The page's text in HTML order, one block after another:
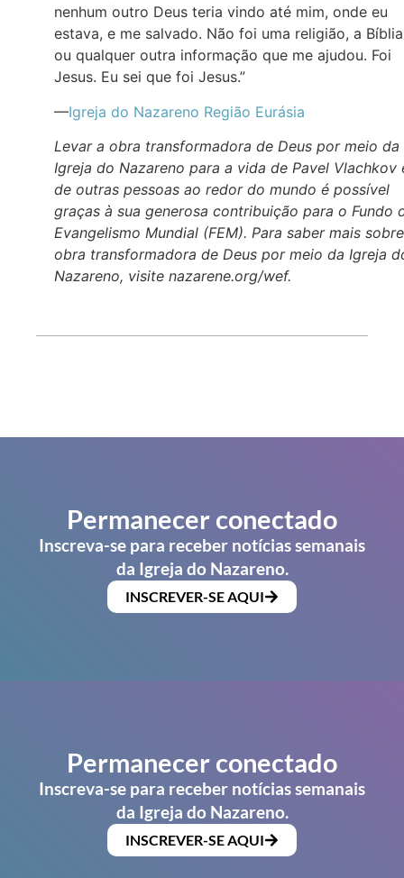
nenhum outro Deus teria vindo até mim, onde eu
estava, e me salvado. Não foi uma religião, a Bíblia
ou qualquer outra informação que me ajudou. Foi
Jesus. Eu sei que foi Jesus.”
—Igreja do Nazareno Região Eurásia
Levar a obra transformadora de Deus por meio da
Igreja do Nazareno para a vida de Pavel Vlachkov
de outras pessoas ao redor do mundo é possível
graças à sua generosa contribuição para o Fundo
Evangelismo Mundial (FEM). Para saber mais
obra transformadora de Deus por meio da Igreja
Nazareno, visite nazarene.org/wef.
Permanecer conectado
Inscreva-se para receber notícias semanais
da Igreja do Nazareno.
INSCREVER-SE AQUI
Permanecer conectado
Inscreva-se para receber notícias semanais
da Igreja do Nazareno.
INSCREVER-SE AQUI